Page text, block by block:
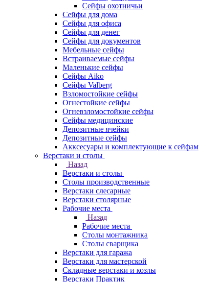
Сейфы охотничьи
Cейфы для дома
Cейфы для офиса
Сейфы для денег
Сейфы для документов
Мебельные сейфы
Встраиваемые сейфы
Маленькие сейфы
Сейфы Aiko
Сейфы Valberg
Взломостойкие сейфы
Огнестойкие сейфы
Огневзломостойкие сейфы
Сейфы медицинские
Депозитные ячейки
Депозитные сейфы
Акксесуары и комплектующие к сейфам
Верстаки и столы
Назад
Верстаки и столы
Столы производственные
Верстаки слесарные
Верстаки столярные
Рабочие места
Назад
Рабочие места
Столы монтажника
Столы сварщика
Верстаки для гаража
Верстаки для мастерской
Складные верстаки и козлы
Верстаки Практик